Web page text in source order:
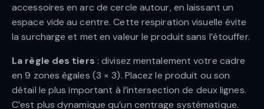
accessoires en arc de cercle autour, en laissant un
espace vide au centre. Cette respiration visuelle évite
la surcharge et met en valeur le produit sans l’étouffer.
La règle des tiers : divisez mentalement votre cadre
en 9 zones égales (3 × 3). Placez le produit ou son
détail le plus important à l’intersection de deux lignes.
C’est plus dynamique qu’un centrage systématique.